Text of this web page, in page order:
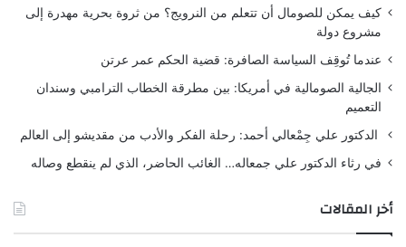
كيف يمكن للصومال أن تتعلم من النرويج؟ من ثروة بحرية مهدرة إلى
مشروع دولة
عندما تُوقِف السياسة الصافرة: قضية الحكم عمر عرتن
الجالية الصومالية في أمريكا: بين مطرقة الخطاب الترامبي وسندان
التعميم
الدكتور علي جِمْعالي أحمد: رحلة الفكر والأدب من مقديشو إلى العالم
في رثاء الدكتور علي جمعاله… الغائب الحاضر، الذي لم ينقطع وصاله
أخر المقالات